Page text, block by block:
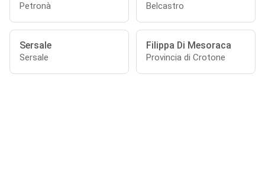
Petronà Belcastro
Sersale
Sersale
Filippa Di Mesoraca
Provincia di Crotone